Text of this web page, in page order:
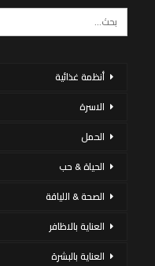
أنظمة غذائية
الاسرة
الحمل
الحياة & حب
الصحة & اللياقة
العناية بالاظافر
العناية بالبشرة